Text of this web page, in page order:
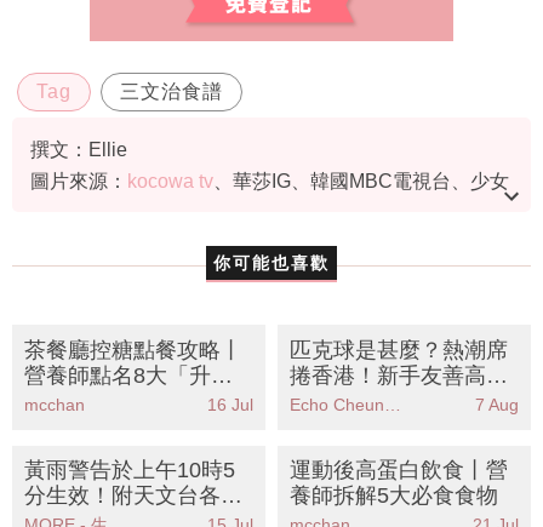
Tag 三文治食譜
撰文：Ellie
圖片來源： kocowa tv、華莎IG、韓國MBC電視台、少女
你可能也喜歡
茶餐廳控糖點餐攻略丨
營養師點名8大「升糖
醬汁」陷阱！避開飯後
mcchan 16 Jul
匹克球是甚麼？熱潮席
捲香港！新手友善高效
燃脂 附匹克球場地、運
7 Aug
黃雨警告於上午10時5
分生效！附天文台各區
雨量分佈圖
運動後高蛋白飲食丨營
養師拆解5大必食食物